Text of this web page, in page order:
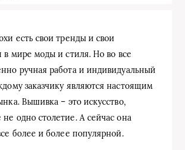
есть свои тренды и свои
в мире моды и стиля. Но во все
ручная работа и индивидуальный
заказчику являются настоящим
Вышивка – это искусство,
одно столетие. А сейчас она
более и более популярной.